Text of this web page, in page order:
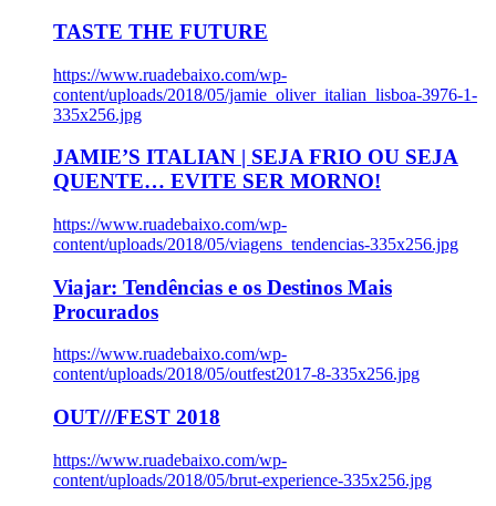
TASTE THE FUTURE
https://www.ruadebaixo.com/wp-
content/uploads/2018/05/jamie_oliver_italian_lisboa-3976-1-
335x256.jpg
JAMIE’S ITALIAN | SEJA FRIO OU SEJA
QUENTE… EVITE SER MORNO!
https://www.ruadebaixo.com/wp-
content/uploads/2018/05/viagens_tendencias-335x256.jpg
Viajar: Tendências e os Destinos Mais
Procurados
https://www.ruadebaixo.com/wp-
content/uploads/2018/05/outfest2017-8-335x256.jpg
OUT///FEST 2018
https://www.ruadebaixo.com/wp-
content/uploads/2018/05/brut-experience-335x256.jpg